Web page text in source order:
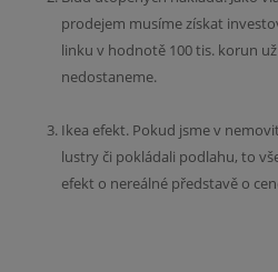
prodejem musíme získat
linku v hodnotě 100 tis. korun
nedostaneme.
Ikea efekt. Pokud jsme v
lustry či pokládali podlahu, to
efekt o nereálné představě o